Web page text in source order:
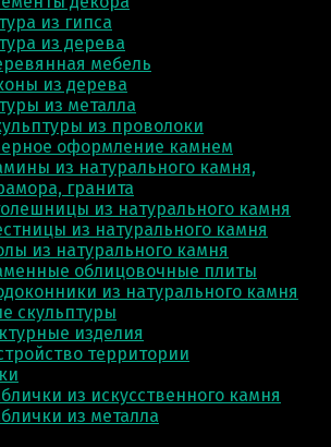
из гипса
из деревa
мебель
из дерева
из металла
из проволоки
оформление камнем
из натурального камня,
гранита
из натурального камня
из натурального камня
из натурального камня
облицовочные плиты
из натурального камня
скульптуры
изделия
территории
из искусственного камня
из металла